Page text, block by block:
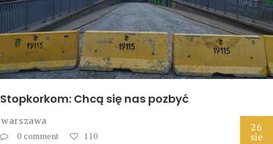
Stopkorkom: Chcą się nas pozbyć
warszawa
0 comment 110
26
sie